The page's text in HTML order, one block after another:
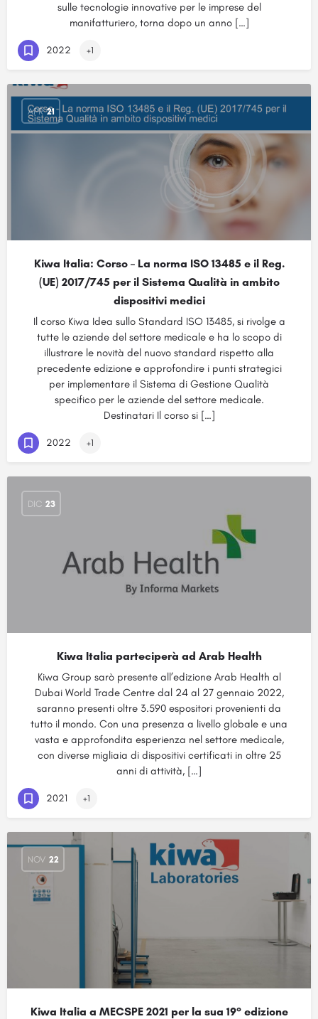
sulle tecnologie innovative per le imprese del
manifatturiero, torna dopo un anno […]
2022 +1
APR 21
Kiwa Italia: Corso – La norma ISO 13485 e il Reg.
(UE) 2017/745 per il Sistema Qualità in ambito
dispositivi medici
Il corso Kiwa Idea sullo Standard ISO 13485, si rivolge a
tutte le aziende del settore medicale e ha lo scopo di
illustrare le novità del nuovo standard rispetto alla
precedente edizione e approfondire i punti strategici
per implementare il Sistema di Gestione Qualità
specifico per le aziende del settore medicale.
Destinatari Il corso si […]
2022 +1
DIC 23
Kiwa Italia parteciperà ad Arab Health
Kiwa Group sarò presente all’edizione Arab Health al
Dubai World Trade Centre dal 24 al 27 gennaio 2022,
saranno presenti oltre 3.590 espositori provenienti da
tutto il mondo. Con una presenza a livello globale e una
vasta e approfondita esperienza nel settore medicale,
con diverse migliaia di dispositivi certificati in oltre 25
anni di attività, […]
2021 +1
NOV 22
Kiwa Italia a MECSPE 2021 per la sua 19° edizione